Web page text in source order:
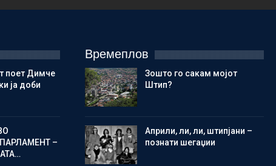
поет Димче
ја доби
–
Времеплов
Зошто го сакам мојот
Штип?
Aприли, ли, ли, штипјани –
познати шегаџии